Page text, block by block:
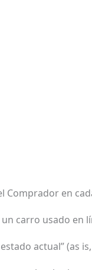
Comprador en
carro usado en
actual” (as